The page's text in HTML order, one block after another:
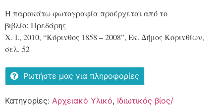
Η παρακάτω φωτογραφία προέρχεται από το
βιβλίο: Πρεδάρης
Χ. Ι., 2010, “Κόρινθος 1858 – 2008”, Εκ. Δήμος Κορινθίων,
σελ. 52
Ρωτήστε μας για πληροφορίες
Κατηγορίες: Αρχειακό Υλικό, Ιδιωτικός βίος/